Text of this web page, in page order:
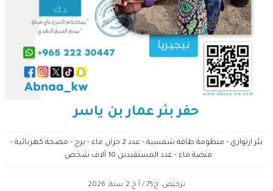
حفر بئر عمار بن ياسر
بئر ارتوازي - منظومة طاقة شمسية - عدد 2 خزان ماء - برج - مضخة كهربائية -
منصة ماء - عدد المستفيدين 10 آلاف شخص .
ترخيص: ج75 / أ خ 2
سنة: 2026